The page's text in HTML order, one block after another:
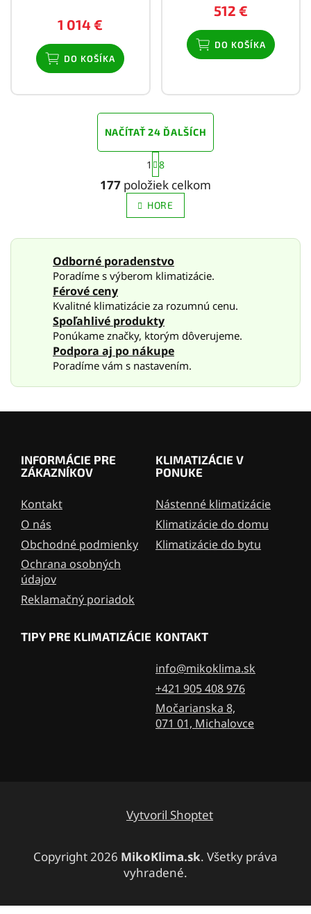
1 014 €
DO KOŠÍKA
512 €
DO KOŠÍKA
O
v
l
á
a
i
e
r
v
k
y
v
ý
s
NAČÍTAŤ 24 ĎALŠÍCH
t
r
á
n
k
v
n
i
1 8
177 položiek celkom
HORE
Odborné poradenstvo
Poradíme s výberom klimatizácie.
Férové ceny
Kvalitné klimatizácie za rozumnú cenu.
Spoľahlivé produkty
Ponúkame značky, ktorým dôverujeme.
Podpora aj po nákupe
Poradíme vám s nastavením.
INFORMÁCIE PRE
ZÁKAZNÍKOV
Kontakt
O nás
Obchodné podmienky
Ochrana osobných
údajov
Reklamačný poriadok
KLIMATIZÁCIE V
PONUKE
Nástenné klimatizácie
Klimatizácie do domu
Klimatizácie do bytu
TIPY PRE KLIMATIZÁCIE KONTAKT
info@mikoklima.sk
+421 905 408 976
Močarianska 8,
071 01, Michalovce
Vytvoril Shoptet
Copyright 2026 MikoKlima.sk. Všetky práva
vyhradené.